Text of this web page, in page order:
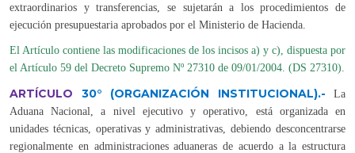
extraordinarios y transferencias, se sujetarán a los procedimientos de
ejecución presupuestaria aprobados por el Ministerio de Hacienda.
El Artículo contiene las modificaciones de los incisos a) y c), dispuesta por
el Artículo 59 del Decreto Supremo Nº 27310 de 09/01/2004. (DS 27310).
ARTÍCULO 30° (ORGANIZACIÓN INSTITUCIONAL).- La
Aduana Nacional, a nivel ejecutivo y operativo, está organizada en
unidades técnicas, operativas y administrativas, debiendo desconcentrarse
regionalmente en administraciones aduaneras de acuerdo a la estructura